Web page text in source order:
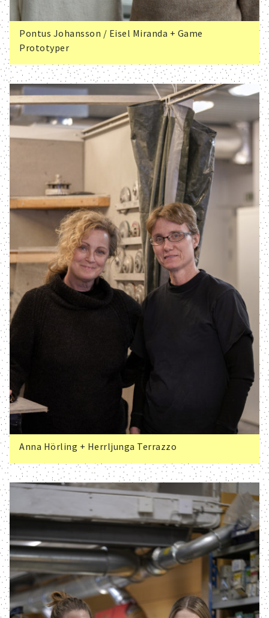
Pontus Johansson / Eisel Miranda + Game
Prototyper
Anna Hörling + Herrljunga Terrazzo